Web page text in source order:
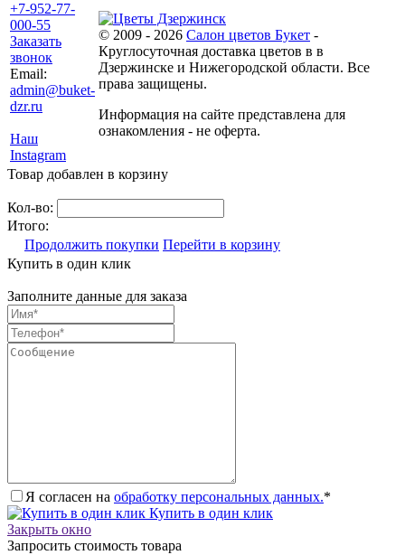
+7-952-77-
000-55
Заказать
звонок
Email:
admin@buket-
dzr.ru
Наш
Instagram
© 2009 - 2026 Салон цветов Букет -
Круглосуточная доставка цветов в в
Дзержинске и Нижегородской области. Все
права защищены.
Информация на сайте представлена для
ознакомления - не оферта.
Товар добавлен в корзину
Кол-во:
Итого:
Продолжить покупки Перейти в корзину
Купить в один клик
Заполните данные для заказа
Я согласен на обработку персональных данных.*
Купить в один клик
Закрыть окно
Запросить стоимость товара